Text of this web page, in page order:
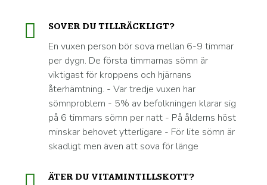
SOVER DU TILLRÄCKLIGT?
En vuxen person bör sova mellan 6-9 timmar
per dygn. De första timmarnas sömn är
viktigast för kroppens och hjärnans
återhämtning. - Var tredje vuxen har
sömnproblem - 5% av befolkningen klarar sig
på 6 timmars sömn per natt - På ålderns höst
minskar behovet ytterligare - För lite sömn är
skadligt men även att sova för länge
ÄTER DU VITAMINTILLSKOTT?